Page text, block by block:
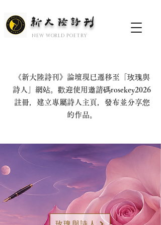
新大陆诗刊
​NEW WORLD POETRY
《新大陸詩刊》論壇現已遷移至「玫瑰與
詩人」網站。歡迎使用邀請碼rosekey2026
註冊，建立專屬詩人主頁，發布並分享您
的作品。